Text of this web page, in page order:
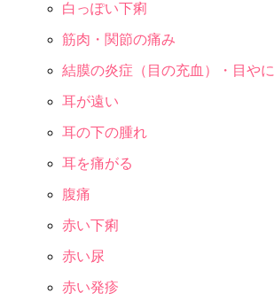
白っぽい下痢
筋肉・関節の痛み
結膜の炎症（目の充血）・目やに
耳が遠い
耳の下の腫れ
耳を痛がる
腹痛
赤い下痢
赤い尿
赤い発疹